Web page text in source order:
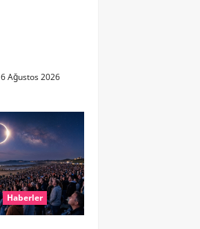
6 Ağustos 2026
Haberler